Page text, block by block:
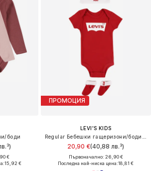
боди
€
15,92 €
ПРОМОЦИЯ
LEVI'S KIDS
20,90 €(40,88 лв.³)
Първоначално: 26,90 €
Последна най-ниска цена:18,81 €